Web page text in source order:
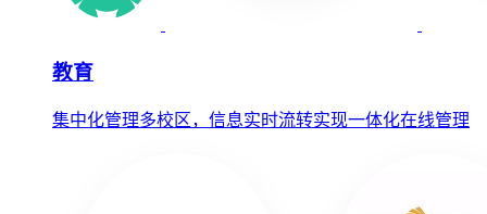
教育
集中化管理多校区，信息实时流转实现一体化在线管理